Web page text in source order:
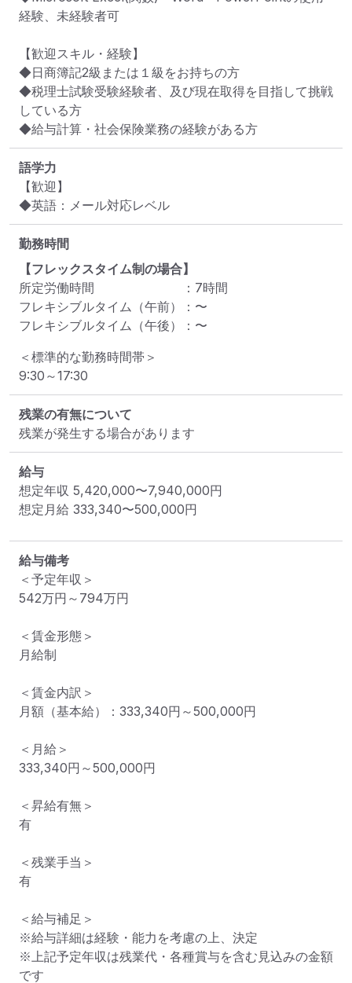
経験、未経験者可
【歓迎スキル・経験】
◆日商簿記2級または１級をお持ちの方
◆税理士試験受験経験者、及び現在取得を目指して挑戦
している方
◆給与計算・社会保険業務の経験がある方
語学力
【歓迎】
◆英語：メール対応レベル
勤務時間
【フレックスタイム制の場合】
所定労働時間
： 7時間
フレキシブルタイム（午前）
： 〜
フレキシブルタイム（午後）
： 〜
＜標準的な勤務時間帯＞
9:30～17:30
残業の有無について
残業が発生する場合があります
給与
想定年収 5,420,000〜7,940,000円
想定月給 333,340〜500,000円
給与備考
＜予定年収＞
542万円～794万円
＜賃金形態＞
月給制
＜賃金内訳＞
月額（基本給）：333,340円～500,000円
＜月給＞
333,340円～500,000円
＜昇給有無＞
有
＜残業手当＞
有
＜給与補足＞
※給与詳細は経験・能力を考慮の上、決定
※上記予定年収は残業代・各種賞与を含む見込みの金額
です